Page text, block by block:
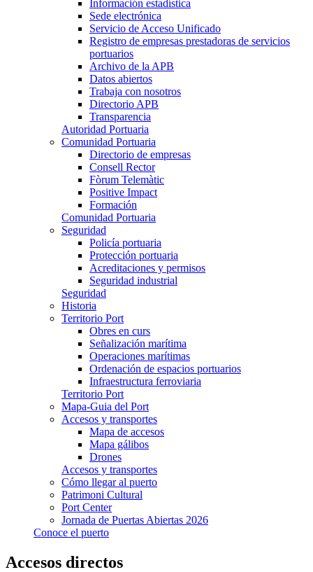
Información estadística
Sede electrónica
Servicio de Acceso Unificado
Registro de empresas prestadoras de servicios
portuarios
Archivo de la APB
Datos abiertos
Trabaja con nosotros
Directorio APB
Transparencia
Autoridad Portuaria
Comunidad Portuaria
Directorio de empresas
Consell Rector
Fòrum Telemàtic
Positive Impact
Formación
Comunidad Portuaria
Seguridad
Policía portuaria
Protección portuaria
Acreditaciones y permisos
Seguridad industrial
Seguridad
Historia
Territorio Port
Obres en curs
Señalización marítima
Operaciones marítimas
Ordenación de espacios portuarios
Infraestructura ferroviaria
Territorio Port
Mapa-Guia del Port
Accesos y transportes
Mapa de accesos
Mapa gálibos
Drones
Accesos y transportes
Cómo llegar al puerto
Patrimoni Cultural
Port Center
Jornada de Puertas Abiertas 2026
Conoce el puerto
Accesos directos